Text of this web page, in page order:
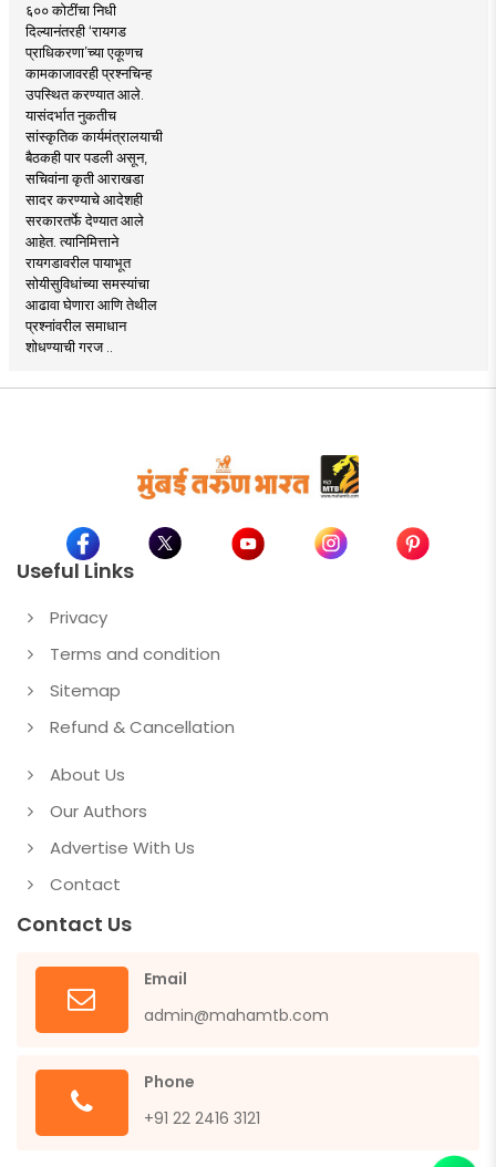
६०० कोटींचा निधी
दिल्यानंतरही ‘रायगड
प्राधिकरणा’च्या एकूणच
कामकाजावरही प्रश्नचिन्ह
उपस्थित करण्यात आले.
यासंदर्भात नुकतीच
सांस्कृतिक कार्यमंत्रालयाची
बैठकही पार पडली असून,
सचिवांना कृती आराखडा
सादर करण्याचे आदेशही
सरकारतर्फे देण्यात आले
आहेत. त्यानिमित्ताने
रायगडावरील पायाभूत
सोयीसुविधांच्या समस्यांचा
आढावा घेणारा आणि तेथील
प्रश्नांवरील समाधान
शोधण्याची गरज ..
Useful Links
Privacy
Terms and condition
Sitemap
Refund & Cancellation
About Us
Our Authors
Advertise With Us
Contact
Contact Us
Email
admin@mahamtb.com
Phone
+91 22 2416 3121